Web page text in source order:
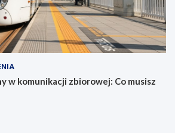
w komunikacji zbiorowej: Co musisz